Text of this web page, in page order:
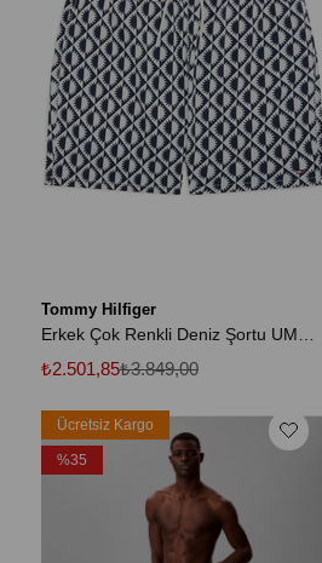
Tommy Hilfiger
₺2.501,85₺3.849,00
Ücretsiz Kargo
%35